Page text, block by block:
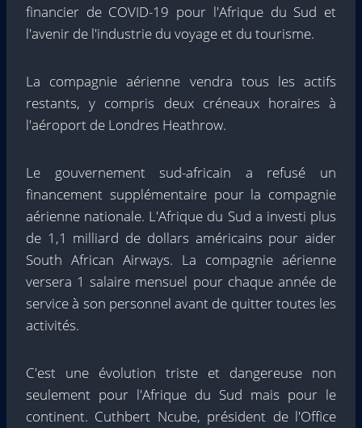
financier de COVID-19 pour l'Afrique du Sud et
l'avenir de l'industrie du voyage et du tourisme.
La compagnie aérienne vendra tous les actifs
restants, y compris deux créneaux horaires à
l'aéroport de Londres Heathrow.
Le gouvernement sud-africain a refusé un
financement supplémentaire pour la compagnie
aérienne nationale. L'Afrique du Sud a investi plus
de 1,1 milliard de dollars américains pour aider
South African Airways. La compagnie aérienne
versera 1 salaire mensuel pour chaque année de
service à son personnel avant de quitter toutes les
activités.
C'est une évolution triste et dangereuse non
seulement pour l'Afrique du Sud mais pour le
continent. Cuthbert Ncube, président de l'Office